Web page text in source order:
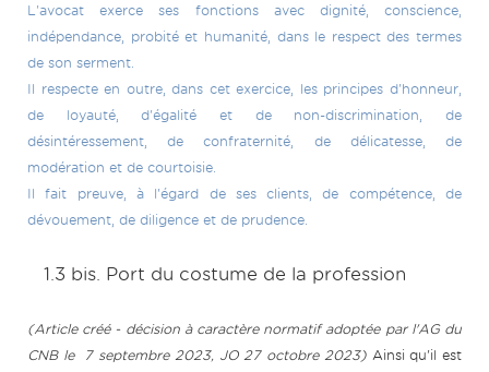
L'avocat exerce ses fonctions avec dignité, conscience,
indépendance, probité et humanité, dans le respect des termes
de son serment.
Il respecte en outre, dans cet exercice, les principes d'honneur,
de loyauté, d'égalité et de non-discrimination, de
désintéressement, de confraternité, de délicatesse, de
modération et de courtoisie.
Il fait preuve, à l'égard de ses clients, de compétence, de
dévouement, de diligence et de prudence.
1.3 bis. Port du costume de la profession
(Article créé - décision à caractère normatif adoptée par l'AG du
CNB le 7 septembre 2023, JO 27 octobre 2023) Ainsi qu'il est